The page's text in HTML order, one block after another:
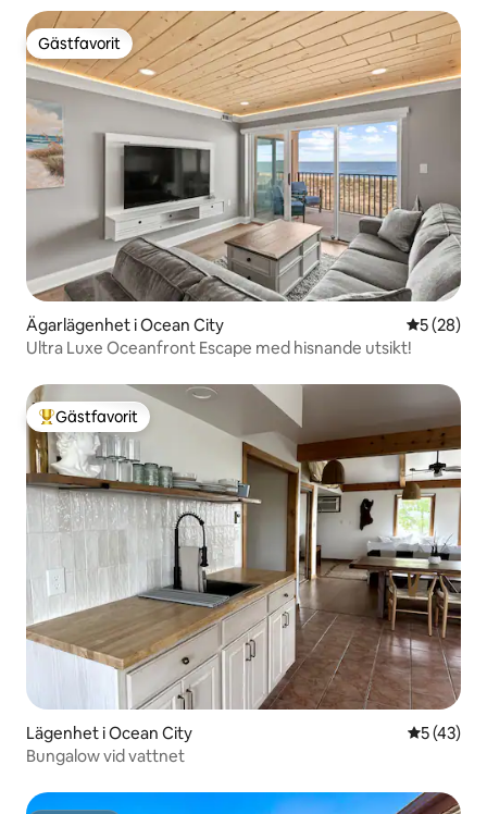
Gästfavorit
Gästfavorit
Ägarlägenhet i Ocean City 5 av 5 i
5 (28)
Ultra Luxe Oceanfront Escape med hisnande utsikt!
Populär gästfavorit
Gästfavorit
Lägenhet i Ocean City 5 av 5 i
5 (43)
Bungalow vid vattnet